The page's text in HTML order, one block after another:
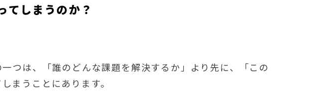
てしまうのか？
つは、「誰のどんな課題を解決するか」より先に、「この
まうことにあります。